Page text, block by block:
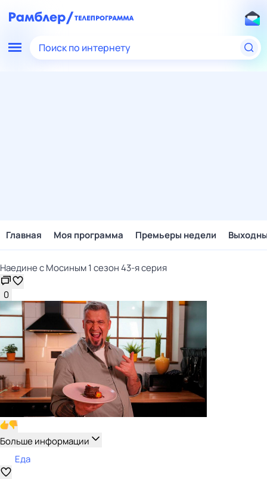
Поиск по интернету
Главная Моя программа Премьеры недели
Наедине с Мосиным 1 сезон 43-я серия
0
Больше информации
Еда